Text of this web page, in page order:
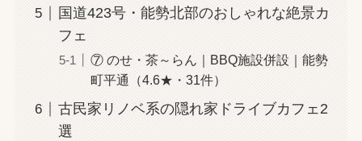
国道423号・能勢北部のおしゃれな絶景カ
フェ
⑦ のせ・茶～らん｜BBQ施設併設｜能勢
町平通（4.6★・31件）
古民家リノベ系の隠れ家ドライブカフェ2
選